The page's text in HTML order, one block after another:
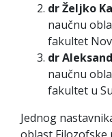
dr Željko
naučnu
fakultet
dr
naučnu
fakultet u
Jednog